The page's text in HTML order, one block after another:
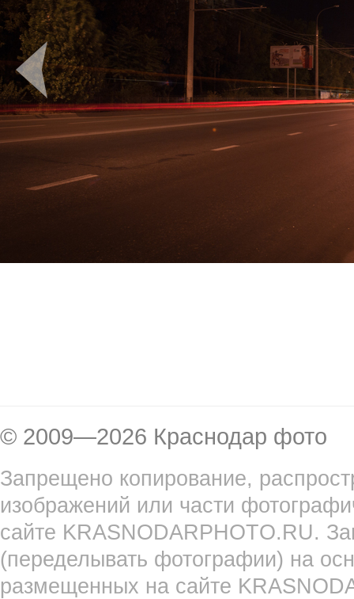
© 2009—2026 Краснодар фото
Запрещено копирование,
изображений или части
сайте KRASNODARPHOTO.RU.
(переделывать фотографии) на
размещенных на сайте